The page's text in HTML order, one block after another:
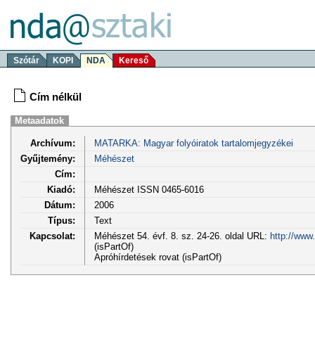
Szótár KOPI NDA Kereső
Cím nélkül
Metaadatok
Archívum:
MATARKA: Magyar folyóiratok tartalomjegyzékei
Gyűjtemény:
Méhészet
Cím:
Kiadó:
Méhészet ISSN 0465-6016
Dátum:
2006
Típus:
Text
Kapcsolat:
Méhészet 54. évf. 8. sz. 24-26. oldal URL: http://
(isPartOf)
Apróhírdetések rovat (isPartOf)